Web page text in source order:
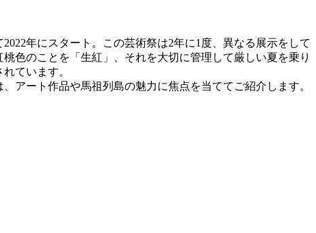
年にスタート。この芸術祭は2年に1度、異なる展示をして
色のことを「生紅」、それを大切に管理して厳しい夏を乗り
ています。
アート作品や馬祖列島の魅力に焦点を当ててご紹介します。